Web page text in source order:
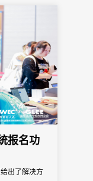
报名功
出了解决方